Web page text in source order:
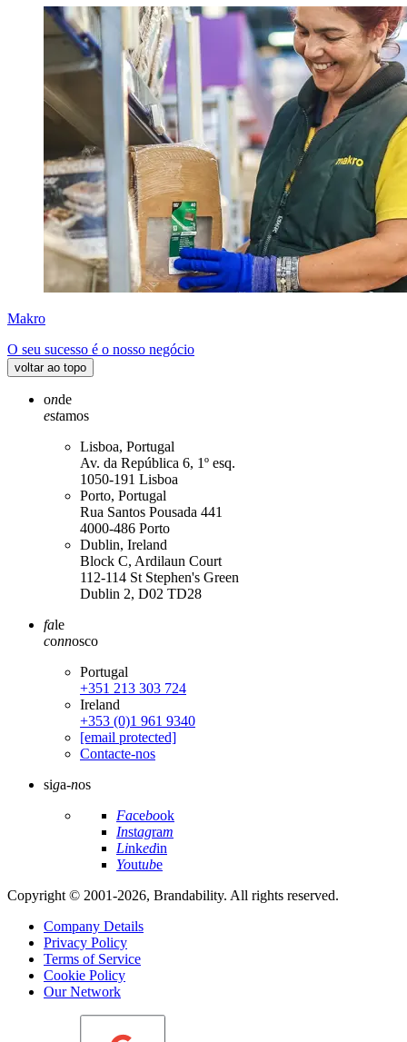
Makro
O seu sucesso é o nosso negócio
voltar ao topo
onde
estamos
Lisboa, Portugal
Av. da República 6, 1º esq.
1050-191 Lisboa
Porto, Portugal
Rua Santos Pousada 441
4000-486 Porto
Dublin, Ireland
Block C, Ardilaun Court
112-114 St Stephen's Green
Dublin 2, D02 TD28
fale
connosco
Portugal
+351 213 303 724
Ireland
+353 (0)1 961 9340
[email protected]
Contacte-nos
siga-nos
Facebook
Instagram
Linkedin
Youtube
Copyright © 2001-2026, Brandability. All rights reserved.
Company Details
Privacy Policy
Terms of Service
Cookie Policy
Our Network